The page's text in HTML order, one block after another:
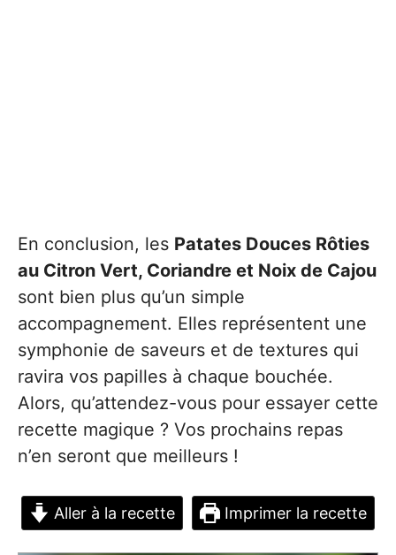
En conclusion, les Patates Douces Rôties
au Citron Vert, Coriandre et Noix de Cajou
sont bien plus qu’un simple
accompagnement. Elles représentent une
symphonie de saveurs et de textures qui
ravira vos papilles à chaque bouchée.
Alors, qu’attendez-vous pour essayer cette
recette magique ? Vos prochains repas
n’en seront que meilleurs !
Aller à la recette Imprimer la recette